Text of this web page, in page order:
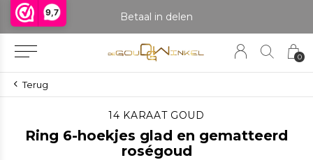
9,7
0
Betaal in delen
Terug
14 KARAAT GOUD
Ring 6-hoekjes glad en gematteerd
roségoud